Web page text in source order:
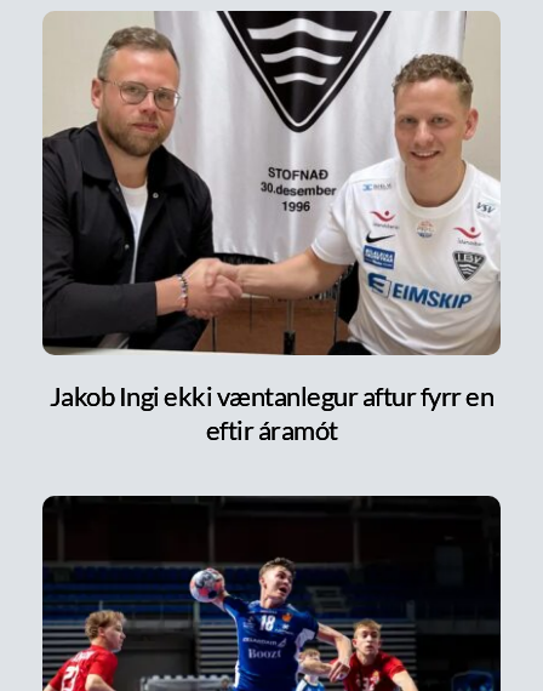
Jakob Ingi ekki væntanlegur aftur fyrr en
eftir áramót